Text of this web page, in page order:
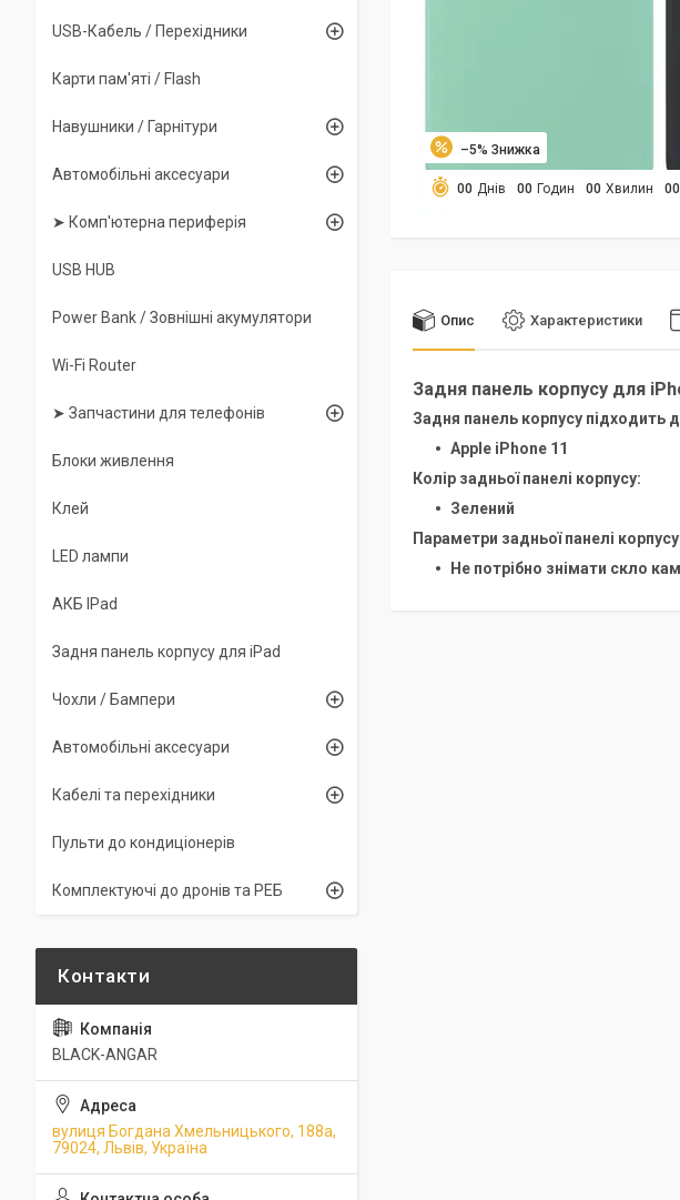
–5%
00 Днів 00 Годин 00 Хвилин 00
Опис Характеристики
Задня панель корпусу для
Задня панель корпусу підходить
Apple iPhone 11
Колір задньої панелі корпусу:
Зелений
Параметри задньої панелі
Не потрібно знімати скло
USB-Кабель / Перехідники
Карти пам'яті / Flash
Навушники / Гарнітури
Автомобільні аксесуари
➤ Комп'ютерна периферія
USB HUB
Power Bank / Зовнішні акумулятори
Wi-Fi Router
➤ Запчастини для телефонів
Блоки живлення
Клей
LED лампи
АКБ IPad
Задня панель корпусу для iPad
Чохли / Бампери
Автомобільні аксесуари
Кабелі та перехідники
Пульти до кондиціонерів
Комплектуючі до дронів та РЕБ
BLACK-ANGAR
вулиця Богдана Хмельницького, 188а,
79024, Львів, Україна